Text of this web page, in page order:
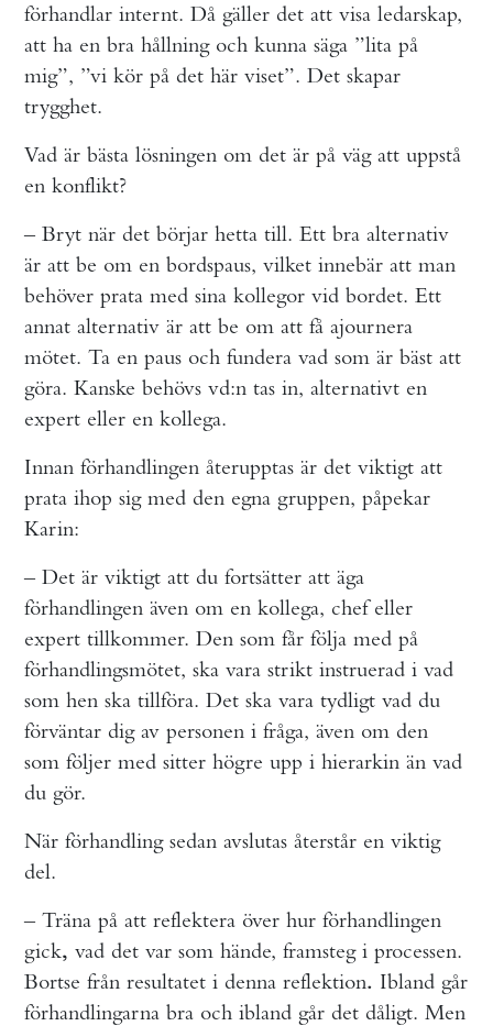
förhandlar internt. Då gäller det att visa ledarskap,
att ha en bra hållning och kunna säga ”lita på
mig”, ”vi kör på det här viset”. Det skapar
trygghet.
Vad är bästa lösningen om det är på väg att uppstå
en konflikt?
– Bryt när det börjar hetta till. Ett bra alternativ
är att be om en bordspaus, vilket innebär att man
behöver prata med sina kollegor vid bordet. Ett
annat alternativ är att be om att få ajournera
mötet. Ta en paus och fundera vad som är bäst att
göra. Kanske behövs vd:n tas in, alternativt en
expert eller en kollega.
Innan förhandlingen återupptas är det viktigt att
prata ihop sig med den egna gruppen, påpekar
Karin:
– Det är viktigt att du fortsätter att äga
förhandlingen även om en kollega, chef eller
expert tillkommer. Den som får följa med på
förhandlingsmötet, ska vara strikt instruerad i vad
som hen ska tillföra. Det ska vara tydligt vad du
förväntar dig av personen i fråga, även om den
som följer med sitter högre upp i hierarkin än vad
du gör.
När förhandling sedan avslutas återstår en viktig
del.
– Träna på att reflektera över hur förhandlingen
gick, vad det var som hände, framsteg i processen.
Bortse från resultatet i denna reflektion. Ibland går
förhandlingarna bra och ibland går det dåligt. Men